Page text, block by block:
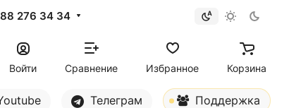
276 34 34
Войти Сравнение Избранное Корзина
Телеграм Поддержка